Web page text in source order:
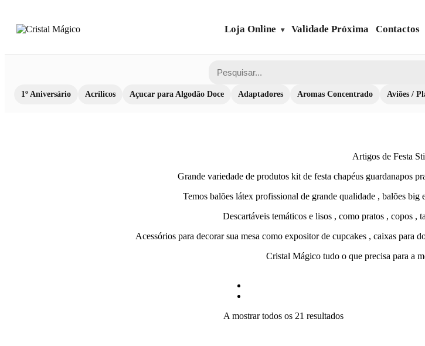
Loja Online Validade Próxima Contactos
1º Aniversário Acrílicos Açucar para Algodão Doce Adaptadores Aromas Concentrado Aviões /
Artigos de Festa
Grande variedade de produtos kit de festa chapéus guardanapos
Temos balões látex profissional de grande qualidade , balões big
Descartáveis temáticos e lisos , como pratos , copos ,
Acessórios para decorar sua mesa como expositor de cupcakes , caixas para
Cristal Mágico tudo o que precisa para a
A mostrar todos os 21 resultados